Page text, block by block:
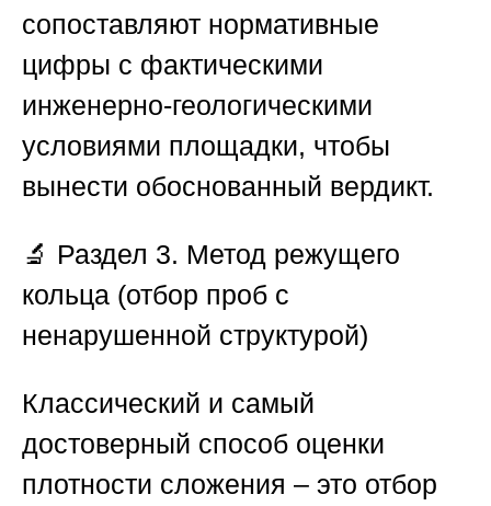
сопоставляют нормативные
цифры с фактическими
инженерно-геологическими
условиями площадки, чтобы
вынести обоснованный вердикт.
🔬 Раздел 3. Метод режущего
кольца (отбор проб с
ненарушенной структурой)
Классический и самый
достоверный способ оценки
плотности сложения – это отбор